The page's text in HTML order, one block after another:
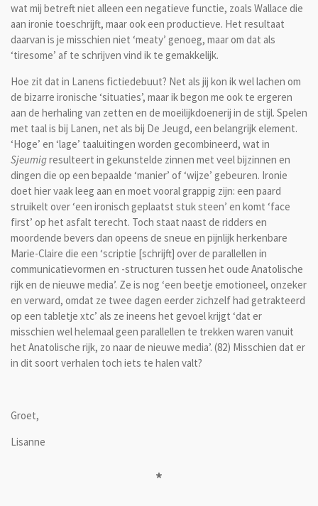
wat mij betreft niet alleen een negatieve functie, zoals Wallace die
aan ironie toeschrijft, maar ook een productieve. Het resultaat
daarvan is je misschien niet ‘meaty’ genoeg, maar om dat als
‘tiresome’ af te schrijven vind ik te gemakkelijk.
Hoe zit dat in Lanens fictiedebuut? Net als jij kon ik wel lachen om
de bizarre ironische ‘situaties’, maar ik begon me ook te ergeren
aan de herhaling van zetten en de moeilijkdoenerij in de stijl. Spelen
met taal is bij Lanen, net als bij De Jeugd, een belangrijk element.
‘Hoge’ en ‘lage’ taaluitingen worden gecombineerd, wat in
Sjeumigresulteert in gekunstelde zinnen met veel bijzinnen en
dingen die op een bepaalde ‘manier’ of ‘wijze’ gebeuren. Ironie
doet hier vaak leeg aan en moet vooral grappig zijn: een paard
struikelt over ‘een ironisch geplaatst stuk steen’ en komt ‘face
first’ op het asfalt terecht. Toch staat naast de ridders en
moordende bevers dan opeens de sneue en pijnlijk herkenbare
Marie-Claire die een ‘scriptie [schrijft] over de parallellen in
communicatievormen en -structuren tussen het oude Anatolische
rijk en de nieuwe media’. Ze is nog ‘een beetje emotioneel, onzeker
en verward, omdat ze twee dagen eerder zichzelf had getrakteerd
op een tabletje xtc’ als ze ineens het gevoel krijgt ‘dat er
misschien wel helemaal geen parallellen te trekken waren vanuit
het Anatolische rijk, zo naar de nieuwe media’. (82) Misschien dat er
in dit soort verhalen toch iets te halen valt?
Groet,
Lisanne
*